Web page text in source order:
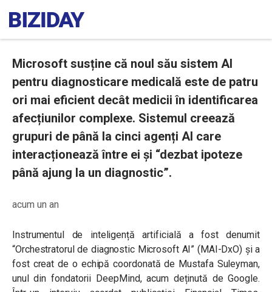
Microsoft susține că noul său sistem AI
pentru diagnosticare medicală este de patru
ori mai eficient decât medicii în identificarea
afecțiunilor complexe. Sistemul creează
grupuri de până la cinci agenți AI care
interacționează între ei și “dezbat ipoteze
până ajung la un diagnostic”.
acum un an
Instrumentul de inteligență artificială a fost denumit
“Orchestratorul de diagnostic Microsoft AI” (MAI-DxO) și a
fost creat de o echipă coordonată de Mustafa Suleyman,
unul din fondatorii DeepMind, acum deținută de Google.